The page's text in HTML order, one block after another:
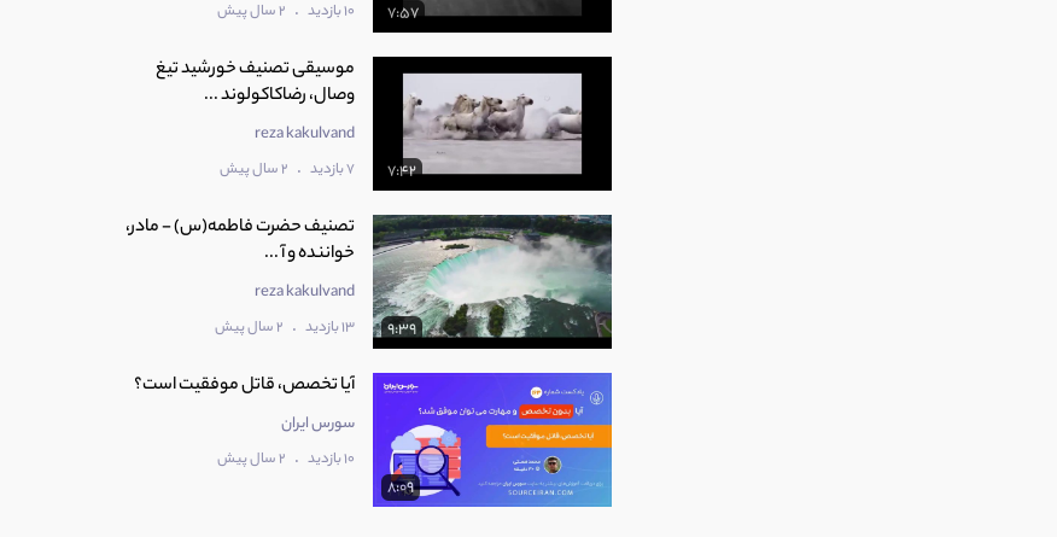
7:57 10 بازدید . 2 سال پیش
7:42
موسیقی تصنیف خورشید تیغ
وصال، رضاکاکولوند ...
reza kakulvand
7 بازدید . 2 سال پیش
9:39
تصنیف حضرت فاطمه(س) - مادر،
خواننده و آ ...
reza kakulvand
13 بازدید . 2 سال پیش
8:09
آیا تخصص، قاتل موفقیت است؟
سورس ایران
10 بازدید . 2 سال پیش